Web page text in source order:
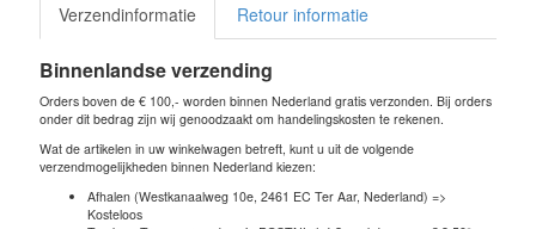
Verzendinformatie Retour informatie
Binnenlandse verzending
Orders boven de € 100,- worden binnen Nederland gratis verzonden. Bij orders
onder dit bedrag zijn wij genoodzaakt om handelingskosten te rekenen.
Wat de artikelen in uw winkelwagen betreft, kunt u uit de volgende
verzendmogelijkheden binnen Nederland kiezen:
Afhalen (Westkanaalweg 10e, 2461 EC Ter Aar, Nederland) =>
Kosteloos